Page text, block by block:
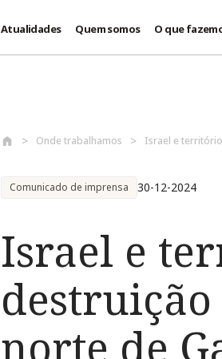
Atualidades Quem somos O que
Onde trabalhamos Israel e
Comunicado de imprensa 30-12-2024
Israel e
destruição
norte de